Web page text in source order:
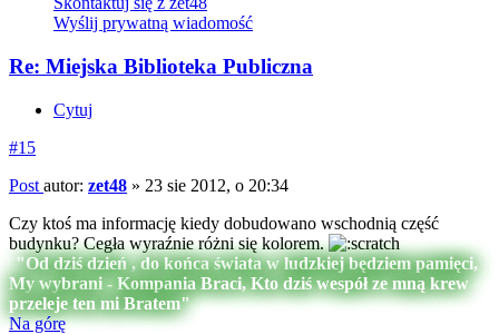
Wyślij prywatną wiadomość
Re: Miejska Biblioteka Publiczna
Cytuj
#15
Post autor: zet48 » 23 sie 2012, o 20:34
Czy ktoś ma informację kiedy dobudowano wschodnią część
budynku? Cegła wyraźnie różni się kolorem.
"Od dziś dzień , do końca świata w ludzkiej będziem pamięci,
My wybrani - Kompania Braci, Kto dziś wespół ze mną krew
przeleje ten mi Bratem"
Na górę